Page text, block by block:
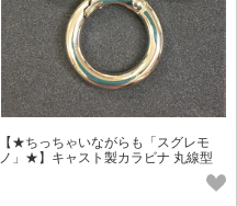
【★ちっちゃいながらも「スグレモ
ノ」★】キャスト製カラビナ 丸線型